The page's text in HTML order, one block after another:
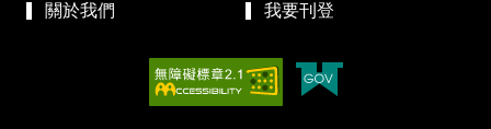
關於我們 我要刊登